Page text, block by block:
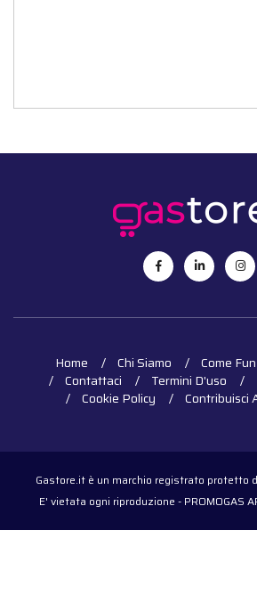
Home Chi Siamo
Come
Contattaci
Termini D'uso
Cookie Policy
Contribuisci
Gastore.it è un marchio registrato protetto
E' vietata ogni riproduzione - PROMOGAS